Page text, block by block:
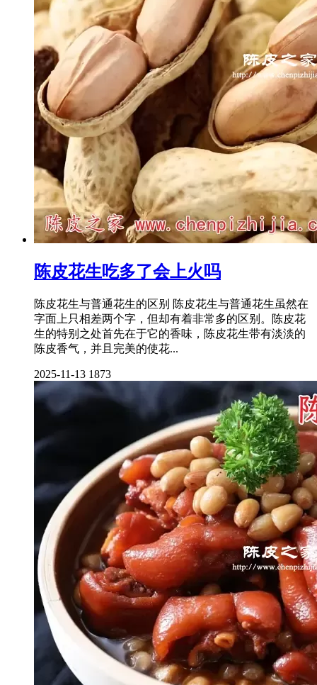
陈皮花生吃多了会上火吗
陈皮花生与普通花生的区别 陈皮花生与普通花生虽然在
字面上只相差两个字，但却有着非常多的区别。陈皮花
生的特别之处首先在于它的香味，陈皮花生带有淡淡的
陈皮香气，并且完美的使花...
2025-11-13 1873